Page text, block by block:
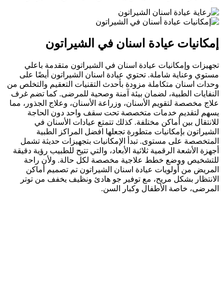
إمكانيات عيادة اسنان في الشيراتون
تجهيزات وإمكانيات عيادة اسنان في الشيراتون متقدمة باعلي
مستوي وعناية شاملة. تحتوي عيادة اسنان الشيراتون أيضًا على
وحدات اسنان متكاملة مزودة بأحدث التقنيات التعقيم والتخلص من
النفايات الطبية، لضمان بيئة آمنة وصحية للمرضى. كما تضم غرف
علاج مخصصة لتقويم الأسنان، وزراعة الأسنان، وعلاج الجذور، مما
يسهم لتقديم خدمات متخصصة تحت سقف واحد دون الحاجة
للانتقال بين أماكن مختلفة. كذلك تتمتع عيادات الأسنان في
الشيراتون بإمكانيات متطورة تجعلها افضل المراكز الطبية
المتخصصة على مستوى. تبدأ الإمكانيات بتجهيزات حديثة تشمل
أجهزة الأشعة الرقمية ثلاثية الأبعاد، والتي تتيح للطبيب رؤية دقيقة
للتشخيص ووضع خطط علاجية مخصصة لكل حالة. ولأن راحة
المريض من أولويات عيادة اسنان الشيراتون تم تصميم أماكن
الانتظار بشكل مريح، مع توفير جو هادئ ونظيف يخفف من توتر
المرضى، خاصة الأطفال وكبار السن.